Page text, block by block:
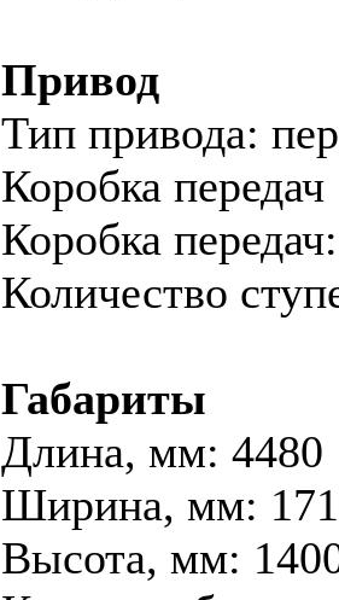
Привод
Тип привода:
Коробка передач
Коробка
Количество
Габариты
Длина, мм: 4480
Ширина, мм:
Высота, мм: